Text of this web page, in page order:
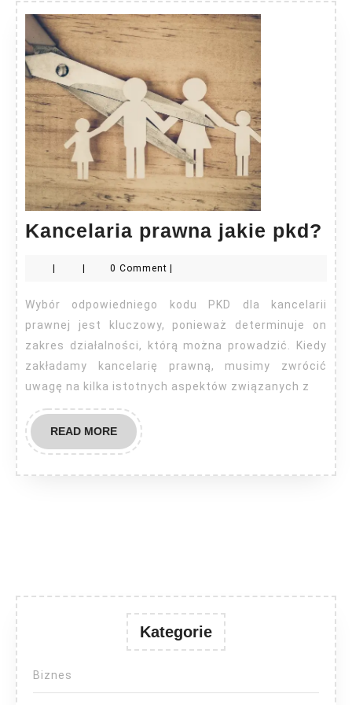
Kancelaria prawna jakie pkd?
0 Comment
Wybór odpowiedniego kodu PKD dla kancelarii
prawnej jest kluczowy, ponieważ determinuje on
zakres działalności, którą można prowadzić. Kiedy
zakładamy kancelarię prawną, musimy zwrócić
uwagę na kilka istotnych aspektów związanych z
READ MOREREAD
MORE
Kategorie
Biznes